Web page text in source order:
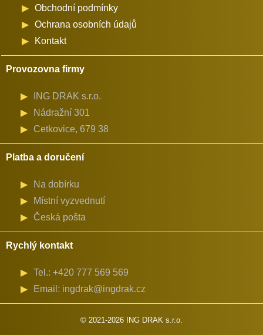
Obchodní podmínky
Ochrana osobních údajů
Kontakt
Provozovna firmy
ING DRAK s.r.o.
Nádražní 301
Cetkovice, 679 38
Platba a doručení
Na dobírku
Místní vyzvednutí
Česká pošta
Rychlý kontakt
Tel.: +420 777 569 569
Email: ingdrak@ingdrak.cz
© 2021-2026 ING DRAK s.r.o.